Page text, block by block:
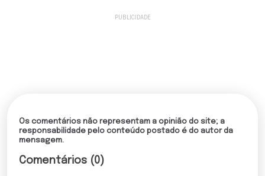
Os comentários não representam a opinião do site; a
responsabilidade pelo conteúdo postado é do autor da
mensagem.
Comentários (0)